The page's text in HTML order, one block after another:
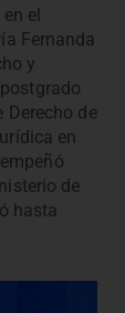
el
Fernanda
y
Derecho de
en
de
hasta